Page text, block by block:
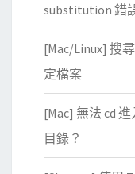
substitution 錯
[Mac/Linux] 搜
定檔案
[Mac] 無法 cd
目錄？